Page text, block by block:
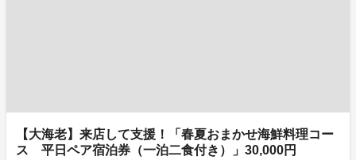
【大海老】来店して支援！「春夏おまかせ海鮮料理コー
ス 平日ペア宿泊券（一泊二食付き）」30,000円